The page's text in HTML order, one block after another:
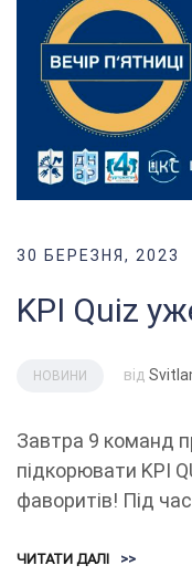
30 БЕРЕЗНЯ, 2023
KPI Quiz
НОВИНИ від
Завтра 9 команд
підкорювати KPI
фаворитів! Під
ЧИТАТИ ДАЛІ >>